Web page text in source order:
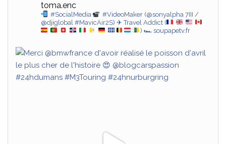
toma.enc
#SocialMedia
#VideoMaker (@sonyalpha 7III /
@djiglobal #MavicAir2S) ✈ Travel Addict (
) 🏎 soupapetv.fr